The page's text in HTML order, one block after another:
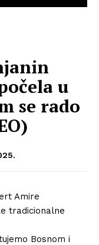
u
se rado
Amire
tradicionalne
Bosnom i